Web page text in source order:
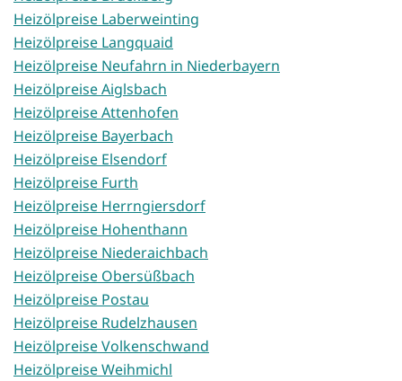
Heizölpreise Laberweinting
Heizölpreise Langquaid
Heizölpreise Neufahrn in Niederbayern
Heizölpreise Aiglsbach
Heizölpreise Attenhofen
Heizölpreise Bayerbach
Heizölpreise Elsendorf
Heizölpreise Furth
Heizölpreise Herrngiersdorf
Heizölpreise Hohenthann
Heizölpreise Niederaichbach
Heizölpreise Obersüßbach
Heizölpreise Postau
Heizölpreise Rudelzhausen
Heizölpreise Volkenschwand
Heizölpreise Weihmichl